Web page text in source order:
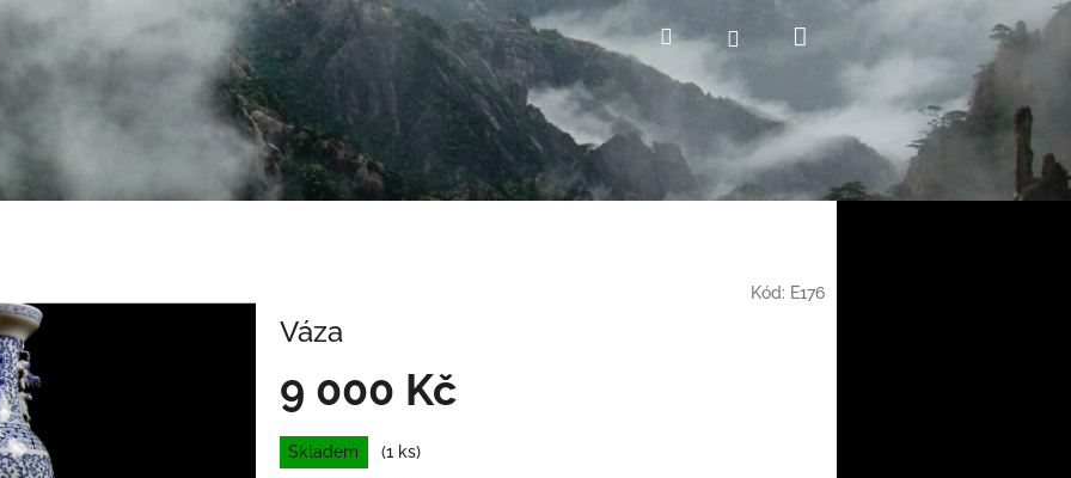
Hledat PřihlášeníNákupní
košík
Kód: E176
Váza
9 000 Kč
Měrná
cena:
Skladem
(1 ks)